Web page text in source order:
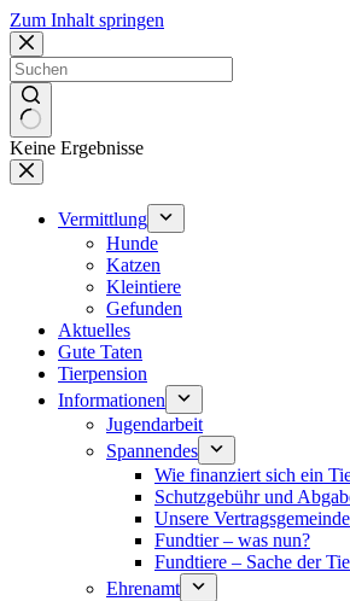
Zum Inhalt springen
Keine Ergebnisse
Vermittlung
Hunde
Katzen
Kleintiere
Gefunden
Aktuelles
Gute Taten
Tierpension
Informationen
Jugendarbeit
Spannendes
Wie finanziert sich ein
Schutzgebühr und
Unsere
Fundtier – was nun?
Fundtiere – Sache der
Ehrenamt